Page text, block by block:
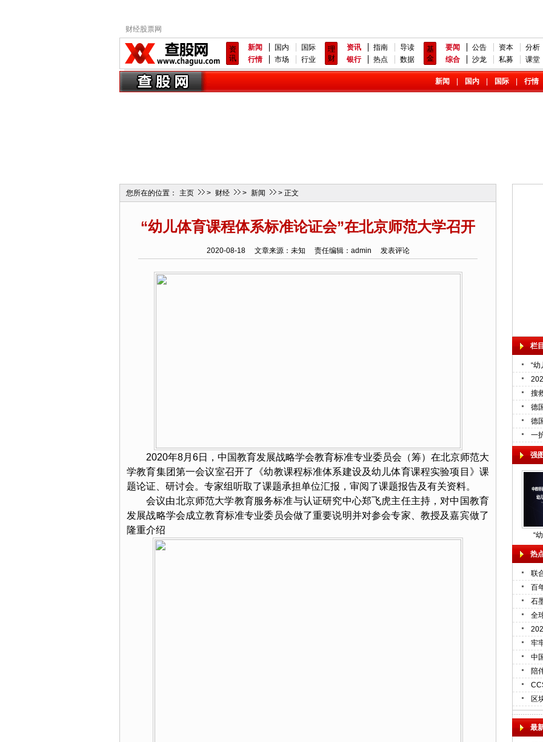
财经股票网
资
讯
新闻 国内
国际
行情
市场 行业
理
财
资讯 指南
导读
银行
热点 数据
基
金
要闻 公告 资本 分析
综合
沙龙 私募 课堂
新闻 国内 国际 行情
您所在的位置： 主页 > 财经 > 新闻 > 正文
“幼儿体育课程体系标准论证会”在北京师范大学召开
2020-08-18 文章来源：未知 责任编辑：admin 发表评论
2020年8月6日，中国教育发展战略学会教育标准专业委员会（筹）在北京师范大
学教育集团第一会议室召开了《幼教课程标准体系建设及幼儿体育课程实验项目》课
题论证、研讨会。专家组听取了课题承担单位汇报，审阅了课题报告及有关资料。
会议由北京师范大学教育服务标准与认证研究中心郑飞虎主任主持，对中国教育
发展战略学会成立教育标准专业委员会做了重要说明并对参会专家、教授及嘉宾做了
隆重介绍
栏
“
搜
德
德
一
强
“
热
联
百
石
全
牢
中
陪
区
最